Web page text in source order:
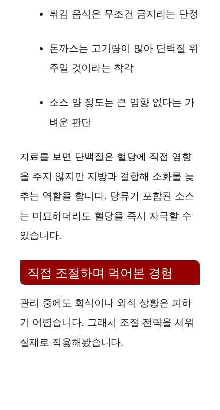
튀김 음식은 무조건 금지라는 단정
돈까스는 고기량이 많아 단백질 위
주일 것이라는 착각
소스 양 정도는 큰 영향 없다는 가
벼운 판단
자료를 보면 단백질은 혈당에 직접 영향
을 주지 않지만 지방과 결합해 소화를 늦
추는 역할을 합니다. 당류가 포함된 소스
는 미묘하더라도 혈당을 즉시 자극할 수
있습니다.
직접 조절하며 먹어본 경험
관리 중에도 회식이나 외식 상황은 피하
기 어렵습니다. 그래서 조절 전략을 세워
실제로 적용해봤습니다.